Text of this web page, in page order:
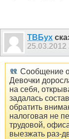
ТВБух
25.03.2012
Сообщение
Девочки
на себя,
задалась
обратить
налоговая не
трудовой,
выезжать раз-